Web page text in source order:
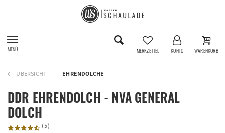
MENÜ MERKZETTEL KONTO WARENKORB
ÜBERSICHT EHRENDOLCHE
DDR EHRENDOLCH - NVA GENERAL
DOLCH
(5)